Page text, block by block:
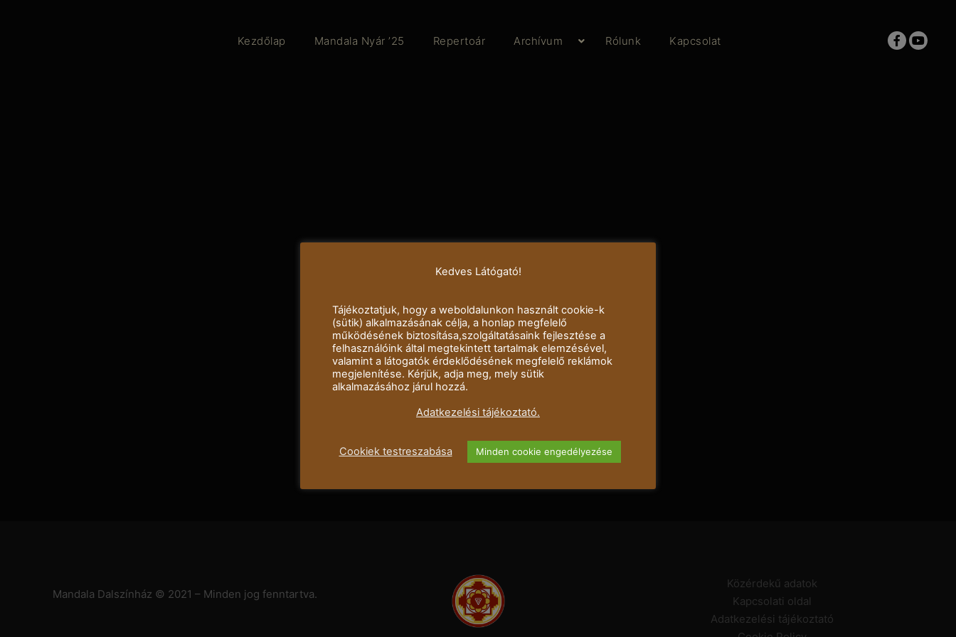
Kezdőlap Mandala Nyár ’25 Repertoár Archívum Rólunk Kapcsolat
Mandala Dalszínház © 2021 – Minden jog fenntartva.
Közérdekű adatok
Kapcsolati oldal
Adatkezelési tájékoztató
Kedves Látógató!
Tájékoztatjuk, hogy a weboldalunkon használt cookie-k
(sütik) alkalmazásának célja, a honlap megfelelő
működésének biztosítása,szolgáltatásaink fejlesztése a
felhasználóink által megtekintett tartalmak elemzésével,
valamint a látogatók érdeklődésének megfelelő reklámok
megjelenítése. Kérjük, adja meg, mely sütik
alkalmazásához járul hozzá.
Adatkezelési tájékoztató.
Cookiek testreszabása Minden cookie engedélyezése